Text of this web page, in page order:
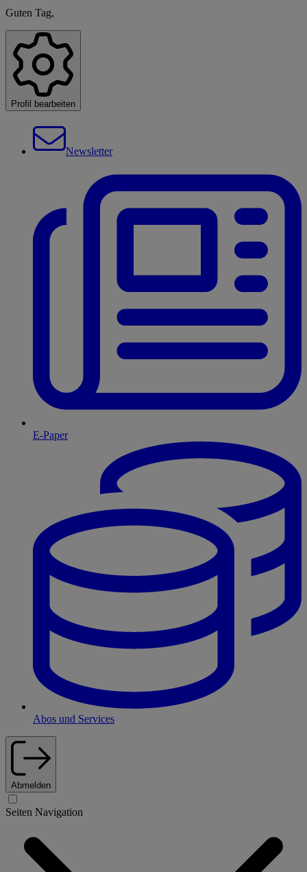
Guten Tag,
Profil bearbeiten
Newsletter
E-Paper
Abos und Services
Abmelden
Seiten Navigation